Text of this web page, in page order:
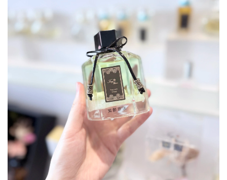
▲ 我試聞的「紫醉金迷」香氛，前調是紅醋栗，中調是
玫瑰，後韻則帶有草本麝香，玫瑰的成分還有助於鎮
靜、安神，能
舒緩壓力、調整情緒 ，非常適合送禮。